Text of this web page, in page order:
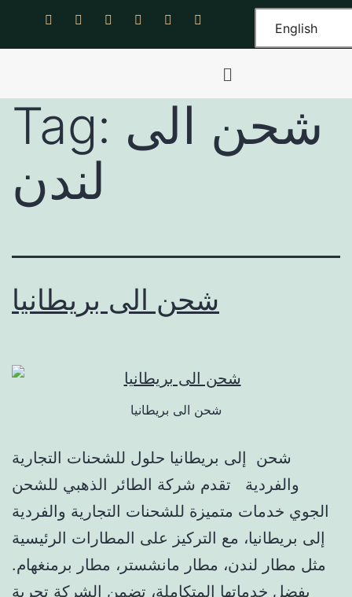
English
Tag: شحن الى
لندن
شحن الى بريطانيا
شحن الى بريطانيا
شحن إلى بريطانيا حلول للشحنات التجارية
والفردية تقدم شركة الطائر الذهبي للشحن
الجوي خدمات متميزة للشحنات التجارية والفردية
إلى بريطانيا، مع التركيز على المطارات الرئيسية
مثل مطار لندن، مطار مانشستر، مطار برمنغهام.
بفضل خدماتها المتكاملة، تضمن الشركة تجربة